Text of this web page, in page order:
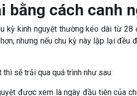
bằng cách canh
kỳ kinh nguyệt thường kéo dài từ 28
nhưng nếu chu kỳ này lặp lại đều
sẽ trải qua quá trình như sau:
được xem là ngày đầu tiên của